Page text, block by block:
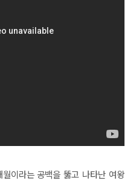
이라는 공백을 뚫고 나타난 여왕